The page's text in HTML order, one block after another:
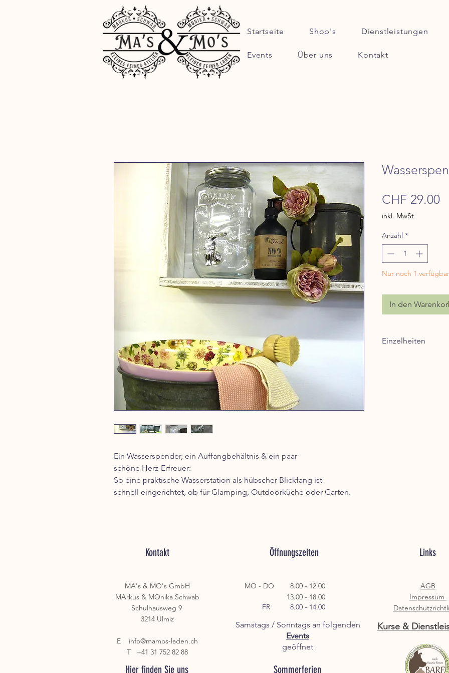
Startseite Shop's Dienstleistungen
Events Über uns Kontakt
Ein Wasserspender, ein Auffangbehältnis & ein paar
schöne Herz-Erfreuer:
So eine praktische Wasserstation als hübscher Blickfang ist
schnell eingerichtet, ob für Glamping, Outdoorküche oder Garten.
CHF 29.00
inkl. MwSt
Anzahl *
Nur noch 1 verfügbar
In den
Einzelheiten
Kontakt Öffnungszeiten Links
MA's & MO's GmbH
MArkus & MOnika Schwab
Schulhausweg 9
3214 Ulmiz
E info@mamos-laden.ch
T +41 31 752 82 88
MO - DO 8.00 - 12.00
13.00 - 18.00
FR 8.00 - 14.00
Samstags / Sonntags an folgenden
Events
geöffnet
AGB
Impressum
Kurse &
Sommerferien
Hier finden Sie uns